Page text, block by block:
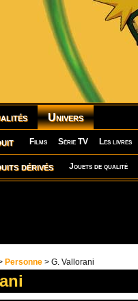
Univers
Films Série TV Les livres
dérivés Jouets de qualité
Personne > G. Vallorani